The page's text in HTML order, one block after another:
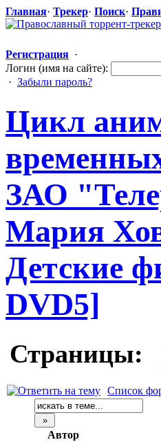
Главная· Трекер· Поиск·
Регистрация ·
Логин (имя на сайте):
· Забыли пароль?
Цикл
ЗАО
Мария
Детские
DVD5]
Страницы:
Список
Автор